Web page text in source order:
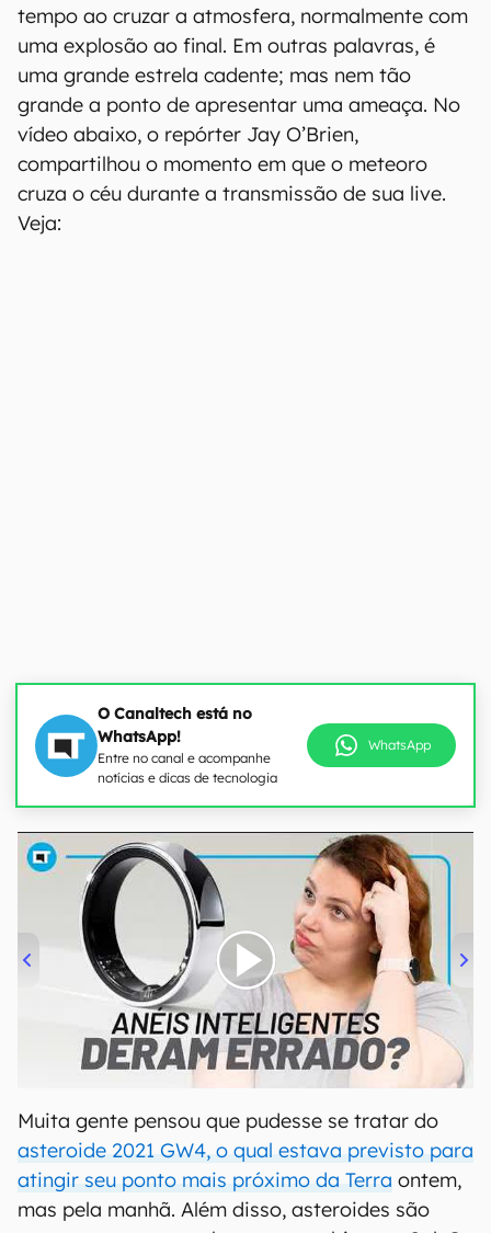
tempo ao cruzar a atmosfera, normalmente com
uma explosão ao final. Em outras palavras, é
uma grande estrela cadente; mas nem tão
grande a ponto de apresentar uma ameaça. No
vídeo abaixo, o repórter Jay O’Brien,
compartilhou o momento em que o meteoro
cruza o céu durante a transmissão de sua live.
Veja:
O Canaltech está no
WhatsApp!
Entre no canal e acompanhe
notícias e dicas de tecnologia
WhatsApp
00:00/21:11
Muita gente pensou que pudesse se tratar do
asteroide 2021 GW4, o qual estava previsto para
atingir seu ponto mais próximo da Terra ontem,
mas pela manhã. Além disso, asteroides são